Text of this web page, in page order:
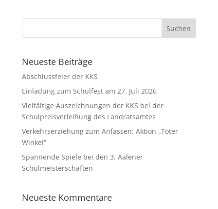
Neueste Beiträge
Abschlussfeier der KKS
Einladung zum Schulfest am 27. Juli 2026
Vielfältige Auszeichnungen der KKS bei der
Schulpreisverleihung des Landratsamtes
Verkehrserziehung zum Anfassen: Aktion „Toter
Winkel“
Spannende Spiele bei den 3. Aalener
Schulmeisterschaften
Neueste Kommentare